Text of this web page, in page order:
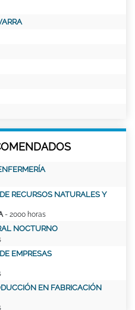
RECURSOS NATURALES Y
- 2000 horas
NOCTURNO
EMPRESAS
EN FABRICACIÓN